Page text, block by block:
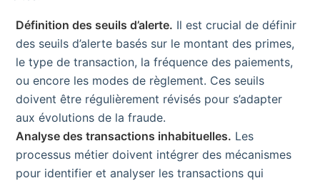
Définition des seuils d’alerte. Il est crucial de définir
des seuils d’alerte basés sur le montant des primes,
le type de transaction, la fréquence des paiements,
ou encore les modes de règlement. Ces seuils
doivent être régulièrement révisés pour s’adapter
aux évolutions de la fraude.
Analyse des transactions inhabituelles. Les
processus métier doivent intégrer des mécanismes
pour identifier et analyser les transactions qui